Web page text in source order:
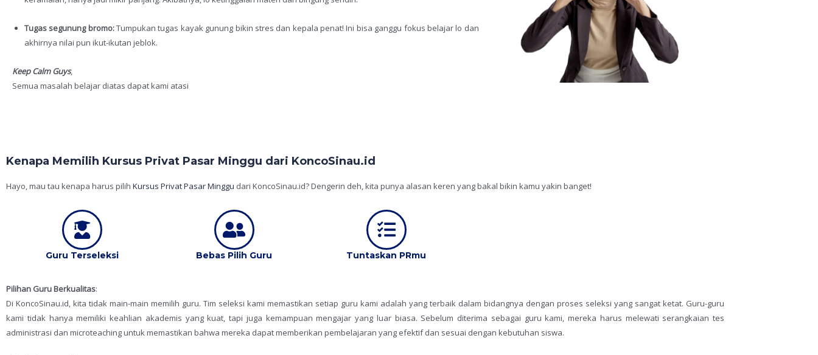
Tugas segunung bromo:Tumpukan tugas kayak gunung bikin stres dan kepala penat! Ini bisa ganggu fokus belajar lo dan
akhirnya nilai pun ikut-ikutan jeblok.
Keep Calm Guys,
Semua masalah belajar diatas dapat kami atasi
Kenapa Memilih Kursus Privat Pasar Minggu dari KoncoSinau.id
Hayo, mau tau kenapa harus pilih Kursus Privat Pasar Minggu dari KoncoSinau.id? Dengerin deh, kita punya alasan keren yang bakal bikin kamu yakin banget!
Guru Terseleksi Bebas Pilih Guru Tuntaskan PRmu
Pilihan Guru Berkualitas:
Di KoncoSinau.id, kita tidak main-main memilih guru. Tim seleksi kami memastikan setiap guru kami adalah yang terbaik dalam bidangnya dengan proses seleksi yang sangat ketat. Guru-guru
kami tidak hanya memiliki keahlian akademis yang kuat, tapi juga kemampuan mengajar yang luar biasa. Sebelum diterima sebagai guru kami, mereka harus melewati serangkaian tes
administrasi dan microteaching untuk memastikan bahwa mereka dapat memberikan pembelajaran yang efektif dan sesuai dengan kebutuhan siswa.